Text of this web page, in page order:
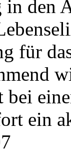
in den
für
bei
ein